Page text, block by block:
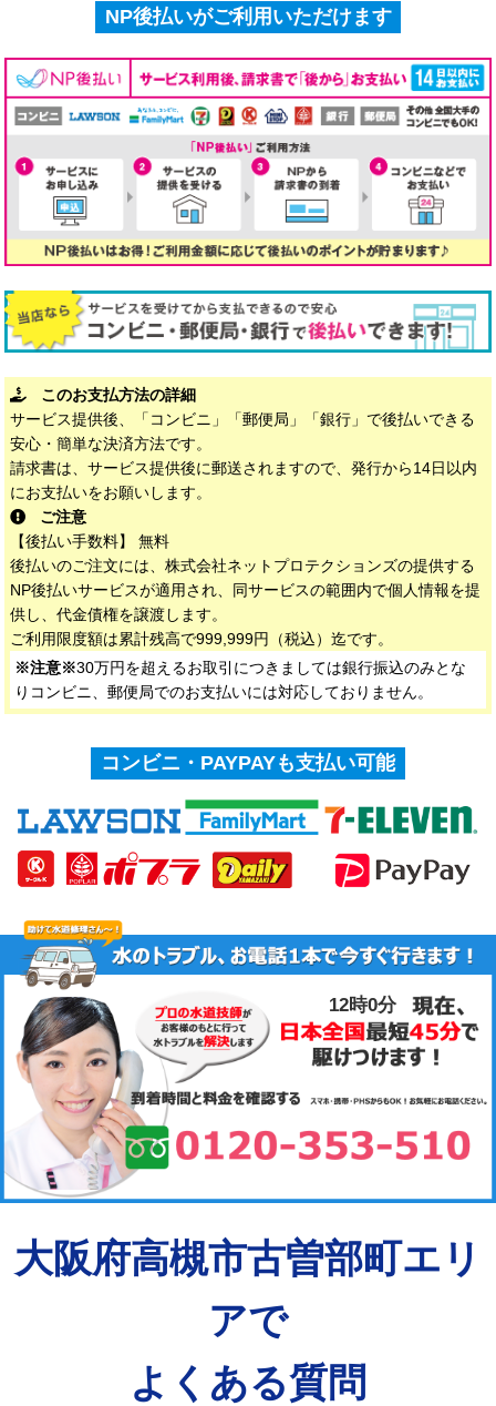
NP後払いがご利用いただけます
このお支払方法の詳細
サービス提供後、「コンビニ」「郵便局」「銀行」で後払いできる
安心・簡単な決済方法です。
請求書は、サービス提供後に郵送されますので、発行から14日以内
にお支払いをお願いします。
ご注意
【後払い手数料】 無料
後払いのご注文には、株式会社ネットプロテクションズの提供する
NP後払いサービスが適用され、同サービスの範囲内で個人情報を提
供し、代金債権を譲渡します。
ご利用限度額は累計残高で999,999円（税込）迄です。
※注意※30万円を超えるお取引につきましては銀行振込のみとな
りコンビニ、郵便局でのお支払いには対応しておりません。
コンビニ・PAYPAYも支払い可能
12時0分
大阪府高槻市古曽部町エリ
アで
よくある質問